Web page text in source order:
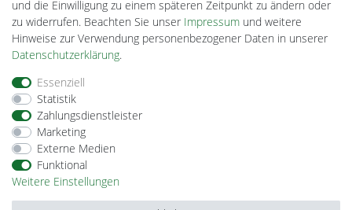
Cardanlight-Shop
Wallbox24
Impressum
Barrierefreiheitserklärung
Vertrag widerrufen
und die Einwilligung zu einem späteren Zeitpunkt zu ändern oder
zu widerrufen. Beachten Sie unser Impressum und weitere
Hinweise zur Verwendung personenbezogener Daten in unserer
Daten­schutz­erklärung.
Essenziell
Statistik
Zahlungsdienstleister
Marketing
Externe Medien
Funktional
Weitere Einstellungen